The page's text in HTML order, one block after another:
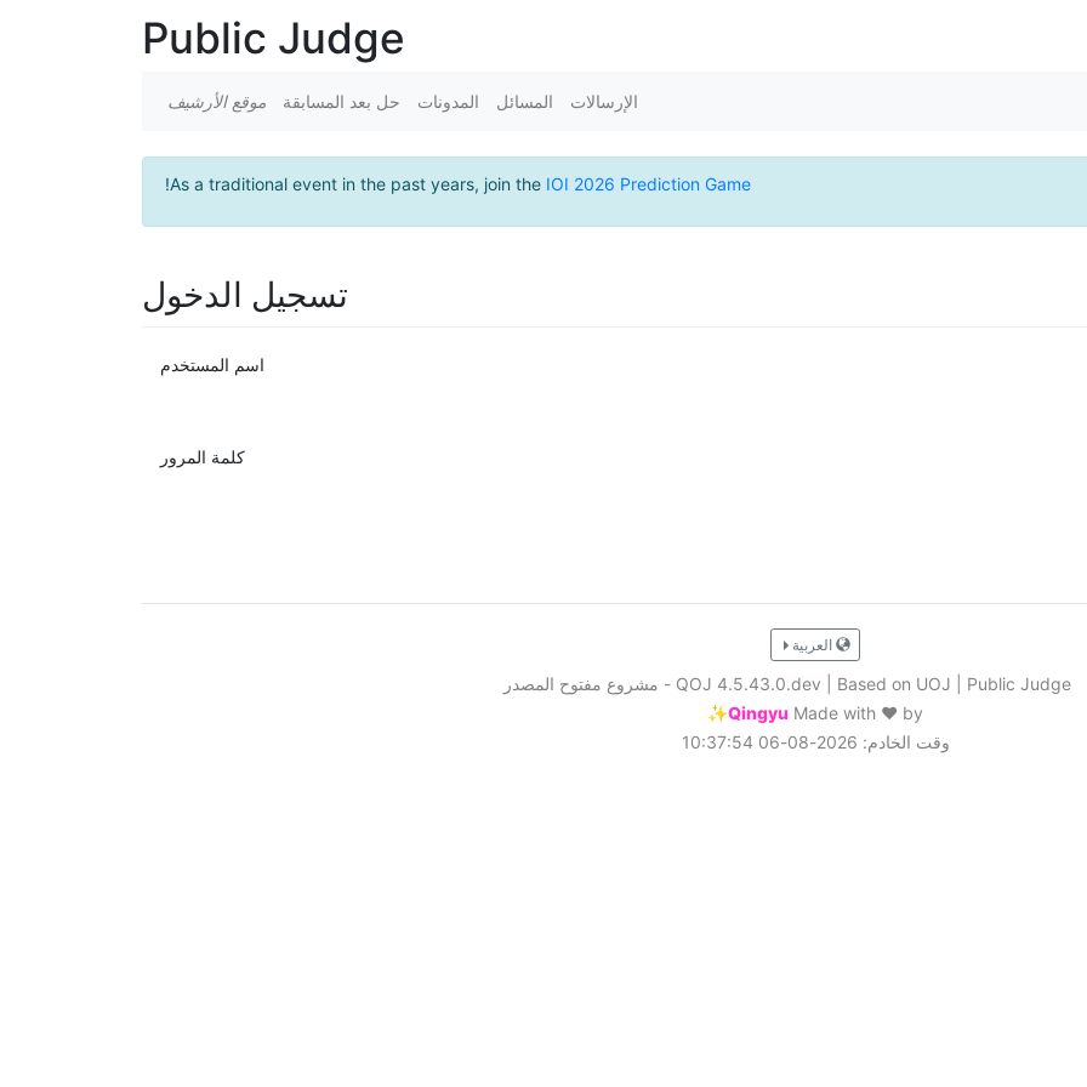
Public Judge
الإرسالات المسائل المدونات حل بعد المسابقة موقع الأرشيف
As a traditional event in the past years, join the IOI 2026 Prediction Game
!
تسجيل الدخول
اسم المستخدم
كلمة المرور
العربية
Public Judge
QOJ 4.5.43.0.dev
Based on UOJ - مشروع مفتوح المصدر
Made with ❤️ by
Qingyu✨
وقت الخادم: 2026-08-06 10:37:54